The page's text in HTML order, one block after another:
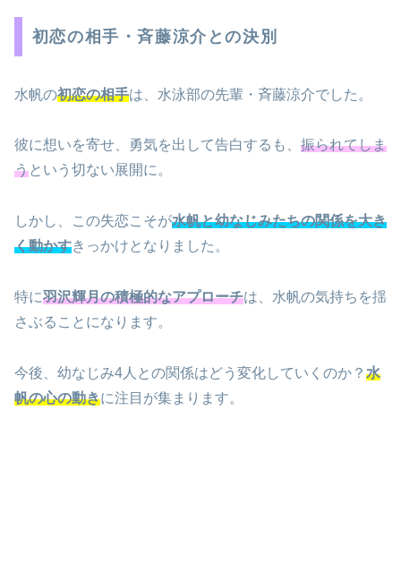
初恋の相手・斉藤涼介との決別
水帆の初恋の相手は、水泳部の先輩・斉藤涼介でした。
彼に想いを寄せ、勇気を出して告白するも、 振られてしま
うという切ない展開に。
しかし、この失恋こそが水帆と幼なじみたちの関係を大き
く動かすきっかけとなりました。
特に羽沢輝月の積極的なアプローチは、水帆の気持ちを揺
さぶることになります。
今後、幼なじみ4人との関係はどう変化していくのか？ 水
帆の心の動きに注目が集まります。